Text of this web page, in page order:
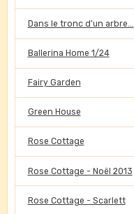
Dans le tronc d'un arbre...
Ballerina Home 1/24
Fairy Garden
Green House
Rose Cottage
Rose Cottage - Noël 2013
Rose Cottage - Scarlett